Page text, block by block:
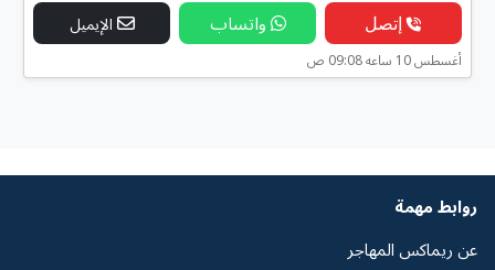
إتصل واتساب الإيميل
أغسطس 10 ساعه 09:08 ص
روابط مهمة
عن ريماكس المهاجر